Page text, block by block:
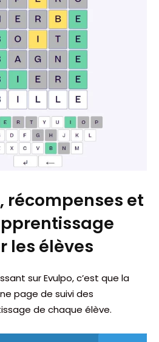
récompenses et
les élèves
sur Evulpo, c’est que la
page de suivi des
de chaque élève.